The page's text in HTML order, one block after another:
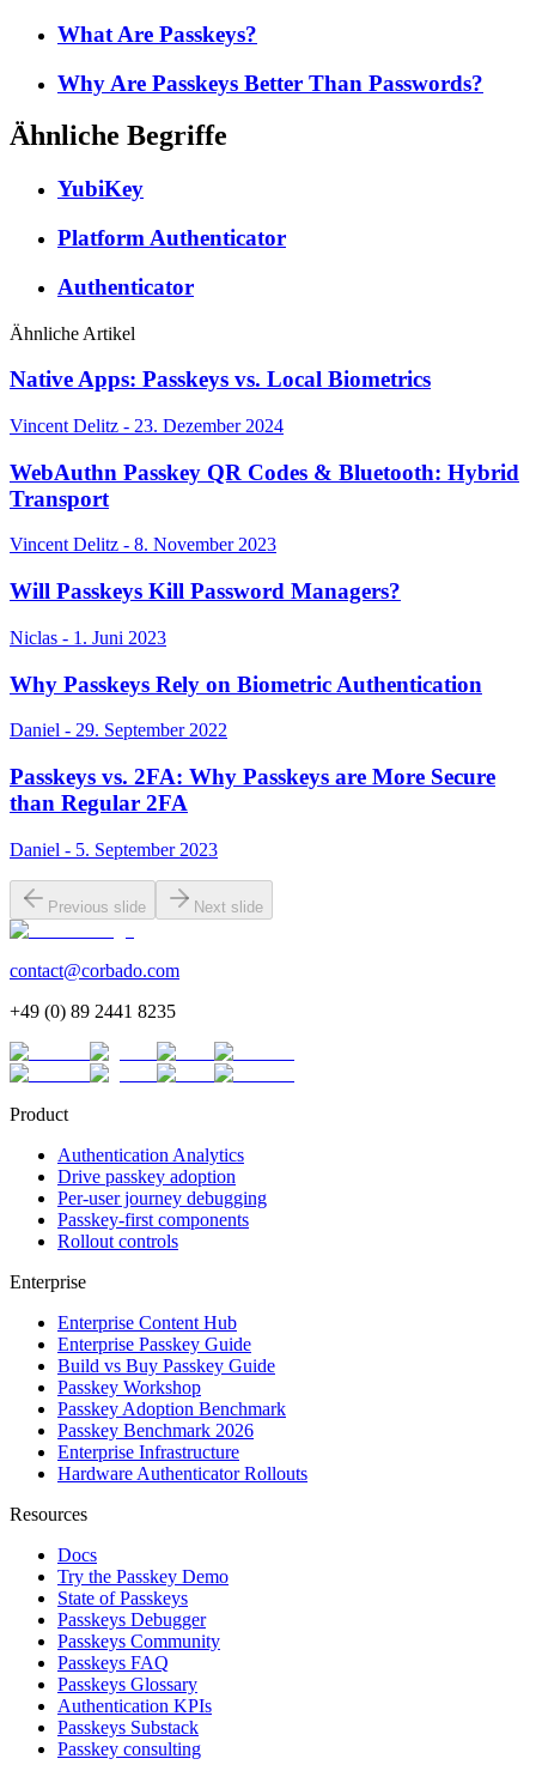
What Are Passkeys?
Why Are Passkeys Better Than Passwords?
Ähnliche Begriffe
YubiKey
Platform Authenticator
Authenticator
Ähnliche Artikel
Native Apps: Passkeys vs. Local Biometrics
Vincent Delitz - 23. Dezember 2024
WebAuthn Passkey QR Codes & Bluetooth: Hybrid
Transport
Vincent Delitz - 8. November 2023
Will Passkeys Kill Password Managers?
Niclas - 1. Juni 2023
Why Passkeys Rely on Biometric Authentication
Daniel - 29. September 2022
Passkeys vs. 2FA: Why Passkeys are More Secure
than Regular 2FA
Daniel - 5. September 2023
Previous slide Next slide
contact@corbado.com
+49 (0) 89 2441 8235
Product
Authentication Analytics
Drive passkey adoption
Per-user journey debugging
Passkey-first components
Rollout controls
Enterprise
Enterprise Content Hub
Enterprise Passkey Guide
Build vs Buy Passkey Guide
Passkey Workshop
Passkey Adoption Benchmark
Passkey Benchmark 2026
Enterprise Infrastructure
Hardware Authenticator Rollouts
Resources
Docs
Try the Passkey Demo
State of Passkeys
Passkeys Debugger
Passkeys Community
Passkeys FAQ
Passkeys Glossary
Authentication KPIs
Passkeys Substack
Passkey consulting